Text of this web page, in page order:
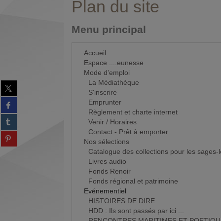
Partager
sur
twitter
(Nouvelle
fenêtre)
Partager
sur
facebook
(Nouvelle
fenêtre)
Partager
sur
tumblr
(Nouvelle
Partager
sur
Plan du site
Menu principal
Accueil
Espace ....eunesse
Mode d'emploi
La Médiathèque
S'inscrire
Emprunter
Règlement et charte internet
Venir / Horaires
Contact - Prêt à emporter
Nos sélections
Catalogue des collections pour les sages-
Livres audio
Fonds Renoir
Fonds régional et patrimoine
Evénementiel
HISTOIRES DE DIRE
HDD : Ils sont passés par ici ...